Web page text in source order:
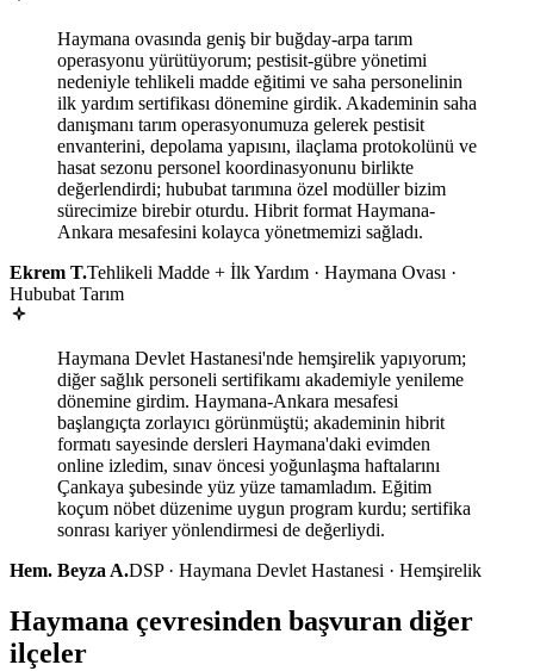
Haymana ovasında geniş bir buğday-arpa tarım
operasyonu yürütüyorum; pestisit-gübre yönetimi
nedeniyle tehlikeli madde eğitimi ve saha personelinin
ilk yardım sertifikası dönemine girdik. Akademinin saha
danışmanı tarım operasyonumuza gelerek pestisit
envanterini, depolama yapısını, ilaçlama protokolünü ve
hasat sezonu personel koordinasyonunu birlikte
değerlendirdi; hububat tarımına özel modüller bizim
sürecimize birebir oturdu. Hibrit format Haymana-
Ankara mesafesini kolayca yönetmemizi sağladı.
Ekrem T.Tehlikeli Madde + İlk Yardım · Haymana Ovası ·
Hububat Tarım
Haymana Devlet Hastanesi'nde hemşirelik yapıyorum;
diğer sağlık personeli sertifikamı akademiyle yenileme
dönemine girdim. Haymana-Ankara mesafesi
başlangıçta zorlayıcı görünmüştü; akademinin hibrit
formatı sayesinde dersleri Haymana'daki evimden
online izledim, sınav öncesi yoğunlaşma haftalarını
Çankaya şubesinde yüz yüze tamamladım. Eğitim
koçum nöbet düzenime uygun program kurdu; sertifika
sonrası kariyer yönlendirmesi de değerliydi.
Hem. Beyza A.DSP · Haymana Devlet Hastanesi · Hemşirelik
Haymana çevresinden başvuran diğer
ilçeler